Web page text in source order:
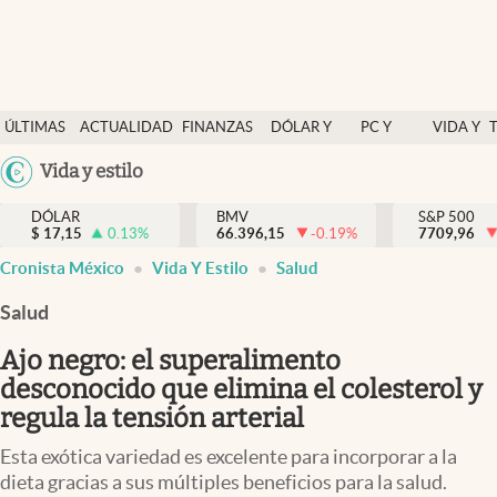
ÚLTIMAS
NOTICIAS
ACTUALIDAD
FINANZAS
DÓLAR Y
PC Y
VIDA Y
México
Vida y estilo
Actualidad
Finanzas y economía
Dólar y mercados
Pc y celular
Vida y estilo
Tv
DÓLAR
$ 17,15 0.13%
BMV
66.396,15
-0.19%
S&P 500
7709,96
Cronista México Vida Y Estilo Salud
Salud
Ajo negro: el superalimento
desconocido que elimina el colesterol y
regula la tensión arterial
Esta exótica variedad es excelente para incorporar a la
dieta gracias a sus múltiples beneficios para la salud.